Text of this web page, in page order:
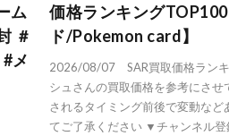
ム
＃
メ
価格ランキング
ド/Pokemon card】
2026/08/07 SAR買取価格ラン
シュさんの買取価格を参考にさ
されるタイミング前後で変動など
てご了承ください ▼チャンネル